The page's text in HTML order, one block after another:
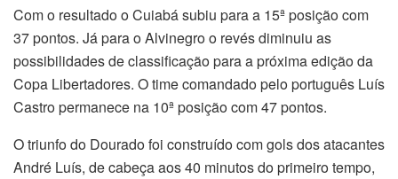
Com o resultado o Cuiabá subiu para a 15ª posição com
37 pontos. Já para o Alvinegro o revés diminuiu as
possibilidades de classificação para a próxima edição da
Copa Libertadores. O time comandado pelo português Luís
Castro permanece na 10ª posição com 47 pontos.
O triunfo do Dourado foi construído com gols dos atacantes
André Luís, de cabeça aos 40 minutos do primeiro tempo,